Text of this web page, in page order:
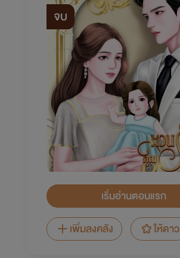
จบ
เริ่มอ่านตอนแรก
เพิ่มลงคลัง
ให้ดาว